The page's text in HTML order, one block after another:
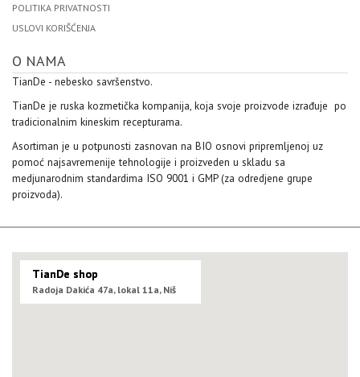
POLITIKA PRIVATNOSTI
USLOVI KORIŠĆENJA
O NAMA
TianDe - nebesko savršenstvo.
TianDe je ruska kozmetička kompanija, koja svoje proizvode izrađuje po
tradicionalnim kineskim recepturama.
Asortiman je u potpunosti zasnovan na BIO osnovi pripremljenoj uz
pomoć najsavremenije tehnologije i proizveden u skladu sa
medjunarodnim standardima ISO 9001 i GMP (za odredjene grupe
proizvoda).
TianDe shop
Radoja Dakića 47a, lokal 11a, Niš